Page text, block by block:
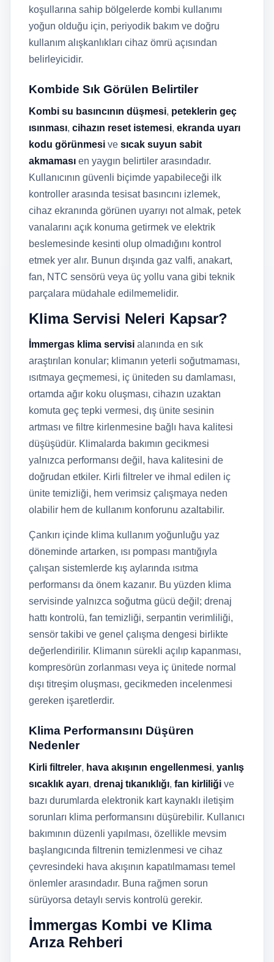
koşullarına sahip bölgelerde kombi kullanımı
yoğun olduğu için, periyodik bakım ve doğru
kullanım alışkanlıkları cihaz ömrü açısından
belirleyicidir.
Kombide Sık Görülen Belirtiler
Kombi su basıncının düşmesi, peteklerin geç
ısınması, cihazın reset istemesi, ekranda uyarı
kodu görünmesi ve sıcak suyun sabit
akmaması en yaygın belirtiler arasındadır.
Kullanıcının güvenli biçimde yapabileceği ilk
kontroller arasında tesisat basıncını izlemek,
cihaz ekranında görünen uyarıyı not almak, petek
vanalarını açık konuma getirmek ve elektrik
beslemesinde kesinti olup olmadığını kontrol
etmek yer alır. Bunun dışında gaz valfi, anakart,
fan, NTC sensörü veya üç yollu vana gibi teknik
parçalara müdahale edilmemelidir.
Klima Servisi Neleri Kapsar?
İmmergas klima servisi alanında en sık
araştırılan konular; klimanın yeterli soğutmaması,
ısıtmaya geçmemesi, iç üniteden su damlaması,
ortamda ağır koku oluşması, cihazın uzaktan
komuta geç tepki vermesi, dış ünite sesinin
artması ve filtre kirlenmesine bağlı hava kalitesi
düşüşüdür. Klimalarda bakımın gecikmesi
yalnızca performansı değil, hava kalitesini de
doğrudan etkiler. Kirli filtreler ve ihmal edilen iç
ünite temizliği, hem verimsiz çalışmaya neden
olabilir hem de kullanım konforunu azaltabilir.
Çankırı içinde klima kullanım yoğunluğu yaz
döneminde artarken, ısı pompası mantığıyla
çalışan sistemlerde kış aylarında ısıtma
performansı da önem kazanır. Bu yüzden klima
servisinde yalnızca soğutma gücü değil; drenaj
hattı kontrolü, fan temizliği, serpantin verimliliği,
sensör takibi ve genel çalışma dengesi birlikte
değerlendirilir. Klimanın sürekli açılıp kapanması,
kompresörün zorlanması veya iç ünitede normal
dışı titreşim oluşması, gecikmeden incelenmesi
gereken işaretlerdir.
Klima Performansını Düşüren
Nedenler
Kirli filtreler, hava akışının engellenmesi, yanlış
sıcaklık ayarı, drenaj tıkanıklığı, fan kirliliği ve
bazı durumlarda elektronik kart kaynaklı iletişim
sorunları klima performansını düşürebilir. Kullanıcı
bakımının düzenli yapılması, özellikle mevsim
başlangıcında filtrenin temizlenmesi ve cihaz
çevresindeki hava akışının kapatılmaması temel
önlemler arasındadır. Buna rağmen sorun
sürüyorsa detaylı servis kontrolü gerekir.
İmmergas Kombi ve Klima
Arıza Rehberi